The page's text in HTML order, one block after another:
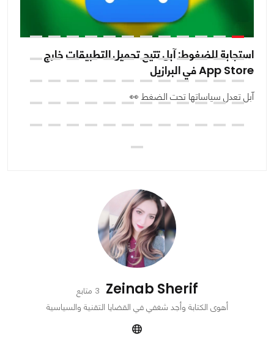
استجابة للضغوط: آبل تتيح تحميل التطبيقات خارج
App Store في البرازيل
آبل تعدل سياساتها تحت الضغط 👀
Zeinab Sherif 3 متابع
أهوى الكتابة وأجد شغفي في القضايا التقنية والسياسية